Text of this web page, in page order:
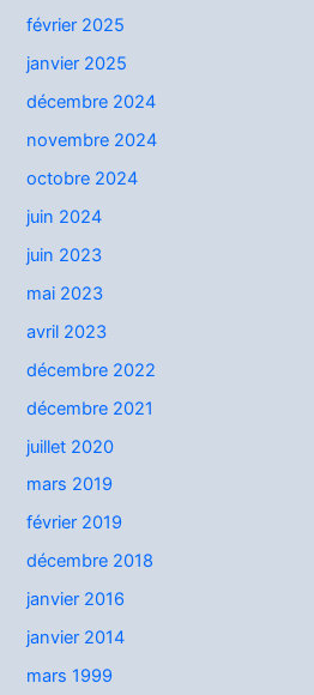
février 2025
janvier 2025
décembre 2024
novembre 2024
octobre 2024
juin 2024
juin 2023
mai 2023
avril 2023
décembre 2022
décembre 2021
juillet 2020
mars 2019
février 2019
décembre 2018
janvier 2016
janvier 2014
mars 1999